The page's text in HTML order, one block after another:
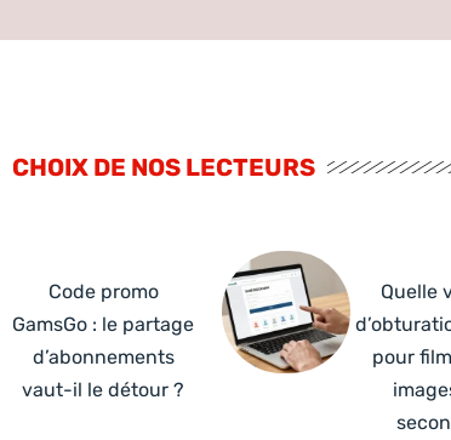
CHOIX DE NOS LECTEURS
Code promo
GamsGo : le partage
d’abonnements
vaut-il le détour ?
Quelle
pour